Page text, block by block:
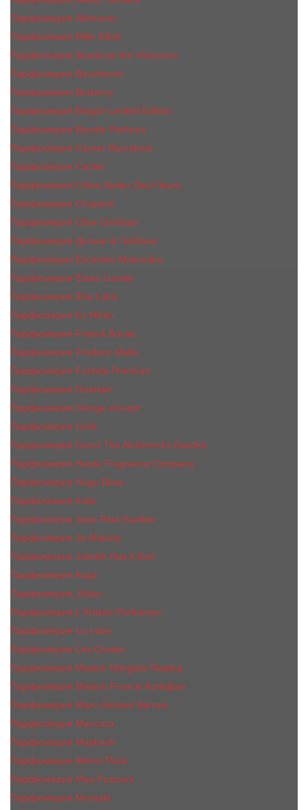
Парфюмерия Atkinsons
Парфюмерия Billie Eilish
Парфюмерия Boadicea the Victorious
Парфюмерия Boucheron
Парфюмерия Burberry
Парфюмерия Bvlgari Limited Edition
Парфюмерия Byredo Parfums
Парфюмерия Carner Barcelona
Парфюмерия Cartier
Парфюмерия Chloe Atelier Des Fleurs
Парфюмерия Сhopard
Парфюмерия Clive Christian
Парфюмерия Дольче & Габбана
Парфюмерия Escentric Molecules
Парфюмерия Estee Lаudеr
Парфюмерия Etat Libre
Парфюмерия Ex Nihilo
Парфюмерия Franck Boclet
Парфюмерия Frеderic Mаlle
Парфюмерия Fontela Premium
Парфюмерия Guerlain
Парфюмерия Giorgio Armani
Парфюмерия Gritti
Парфюмерия Gucci The Alchemist’s Garden.
Парфюмерия Haute Fragrance Company
Парфюмерия Hugo Boss
Парфюмерия Initio
Парфюмерия Jean Paul Gaultier
Парфюмерия Jо Malоnе
Парфюмерия Juliette Has A Gun
Парфюмерия Kajal
Парфюмерия_КiIiаn
Парфюмерия L'Artisan Parfumeur
Парфюмерия Le Labo
Парфюмерия Les Contes
Парфюмерия Maison Margiela Replica
Парфюмерия Maison Francis Kurkdjian
Парфюмерия Marc-Antoine Barrois
Парфюмерия Mancera
Парфюмерия Maybach
Парфюмерия Memo Paris
Парфюмерия Meo Fusciuni
Парфюмерия Montale